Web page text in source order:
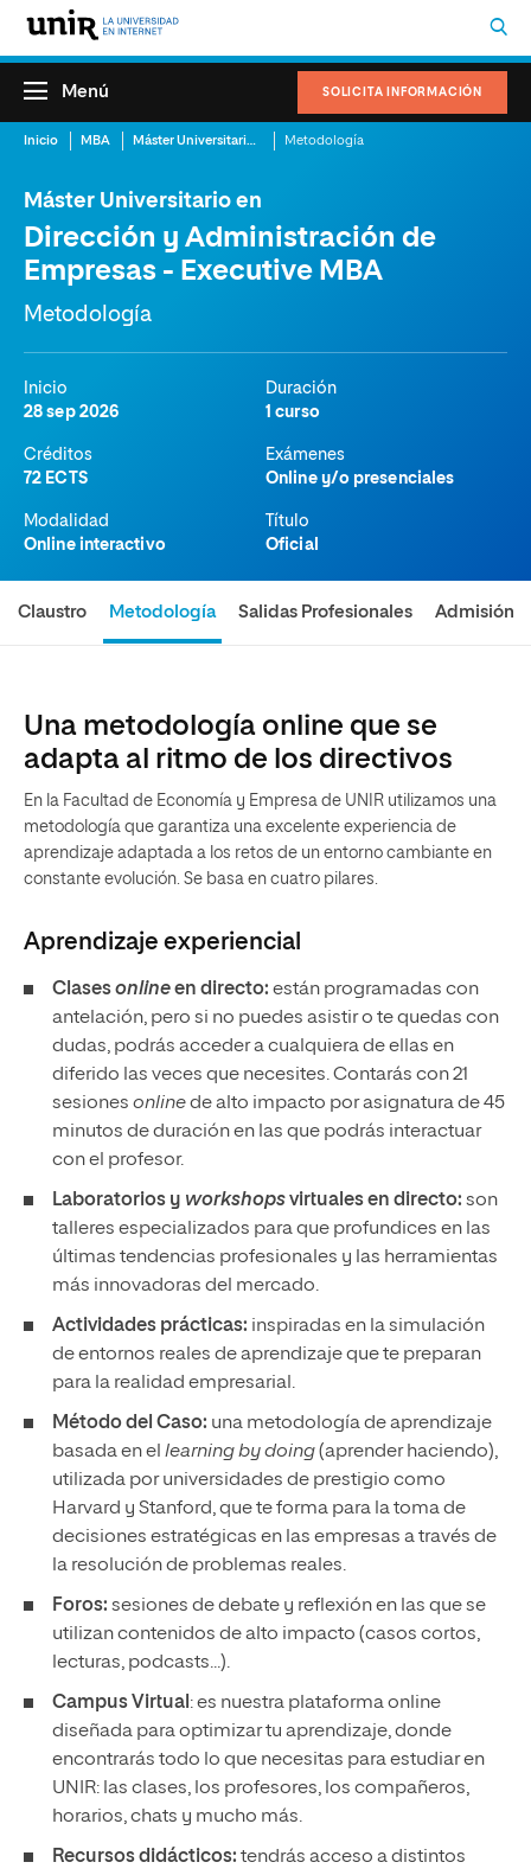
SOLICITA INFORMACIÓN
Menú
Inicio MBA Máster Universitario en Dirección y Administración de Empresas – Executive MBA Metodología
Máster Universitario en
Dirección y Administración de
Empresas - Executive MBA
Metodología
Inicio
28 sep 2026
Duración
1 curso
Créditos
72 ECTS
Exámenes
Online y/o presenciales
Modalidad
Online interactivo
Título
Oficial
Claustro Metodología Salidas Profesionales Admisión
Una metodología online que se
adapta al ritmo de los directivos
En la Facultad de Economía y Empresa de UNIR utilizamos una
metodología que garantiza una excelente experiencia de
aprendizaje adaptada a los retos de un entorno cambiante en
constante evolución. Se basa en cuatro pilares.
Aprendizaje experiencial
Clasesonlineen directo: están programadas con
antelación, pero si no puedes asistir o te quedas con
dudas, podrás acceder a cualquiera de ellas en
diferido las veces que necesites. Contarás con 21
sesiones onlinede alto impacto por asignatura de 45
minutos de duración en las que podrás interactuar
con el profesor.
Laboratorios y workshopsvirtuales en directo: son
talleres especializados para que profundices en las
últimas tendencias profesionales y las herramientas
más innovadoras del mercado.
Actividades prácticas: inspiradas en la simulación
de entornos reales de aprendizaje que te preparan
para la realidad empresarial.
Método del Caso: una metodología de aprendizaje
basada en el learning by doing(aprender haciendo),
utilizada por universidades de prestigio como
Harvard y Stanford, que te forma para la toma de
decisiones estratégicas en las empresas a través de
la resolución de problemas reales.
Foros: sesiones de debate y reflexión en las que se
utilizan contenidos de alto impacto (casos cortos,
lecturas, podcasts...).
Campus Virtual : es nuestra plataforma online
diseñada para optimizar tu aprendizaje, donde
encontrarás todo lo que necesitas para estudiar en
UNIR: las clases, los profesores, los compañeros,
horarios, chats y mucho más.
Recursos didácticos: tendrás acceso a distintos